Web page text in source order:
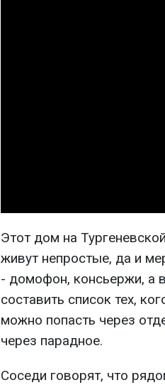
Этот дом на
живут непростые, да и
- домофон, консьержи, а
составить список тех,
можно попасть через
через парадное.
Соседи говорят, что